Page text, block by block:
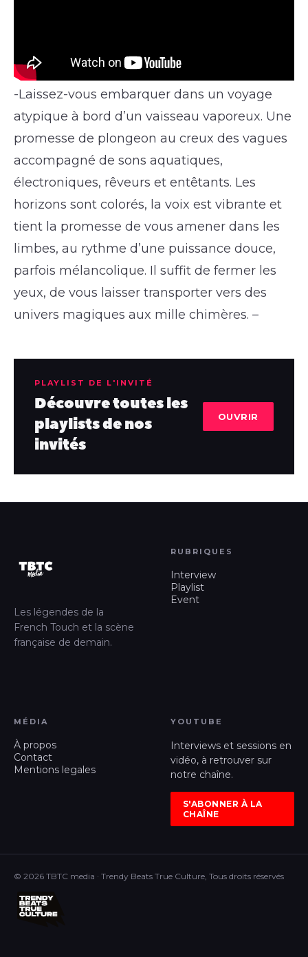
-Laissez-vous embarquer dans un voyage
atypique à bord d’un vaisseau vaporeux. Une
promesse de plongeon au creux des vagues
accompagné de sons aquatiques,
électroniques, rêveurs et entêtants. Les
horizons sont colorés, la voix est vibrante et
tient la promesse de vous amener dans les
limbes, au rythme d’une puissance douce,
parfois mélancolique. Il suffit de fermer les
yeux, de vous laisser transporter vers des
univers magiques aux mille chimères. –
PLAYLIST DE L'INVITÉ
Découvre toutes les
playlists de nos
invités
OUVRIR
Les légendes de la
French Touch et la scène
française de demain.
RUBRIQUES
Interview
Playlist
Event
MÉDIA
À propos
Contact
Mentions legales
YOUTUBE
Interviews et sessions en
vidéo, à retrouver sur
notre chaîne.
S'ABONNER À LA
CHAÎNE
© 2026 TBTC media · Trendy Beats True Culture, Tous droits réservés